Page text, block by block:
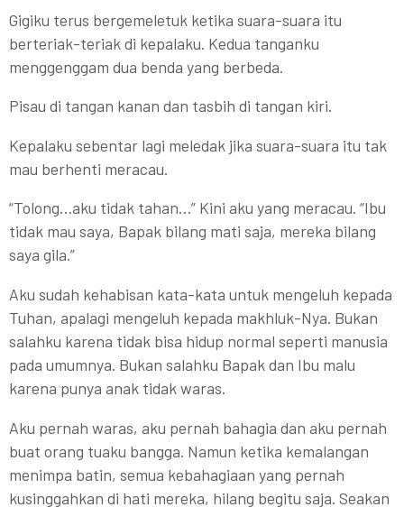
Gigiku terus bergemeletuk ketika suara-suara itu
berteriak-teriak di kepalaku. Kedua tanganku
menggenggam dua benda yang berbeda.
Pisau di tangan kanan dan tasbih di tangan kiri.
Kepalaku sebentar lagi meledak jika suara-suara itu tak
mau berhenti meracau.
“Tolong…aku tidak tahan…” Kini aku yang meracau. “Ibu
tidak mau saya, Bapak bilang mati saja, mereka bilang
saya gila.”
Aku sudah kehabisan kata-kata untuk mengeluh kepada
Tuhan, apalagi mengeluh kepada makhluk-Nya. Bukan
salahku karena tidak bisa hidup normal seperti manusia
pada umumnya. Bukan salahku Bapak dan Ibu malu
karena punya anak tidak waras.
Aku pernah waras, aku pernah bahagia dan aku pernah
buat orang tuaku bangga. Namun ketika kemalangan
menimpa batin, semua kebahagiaan yang pernah
kusinggahkan di hati mereka, hilang begitu saja. Seakan